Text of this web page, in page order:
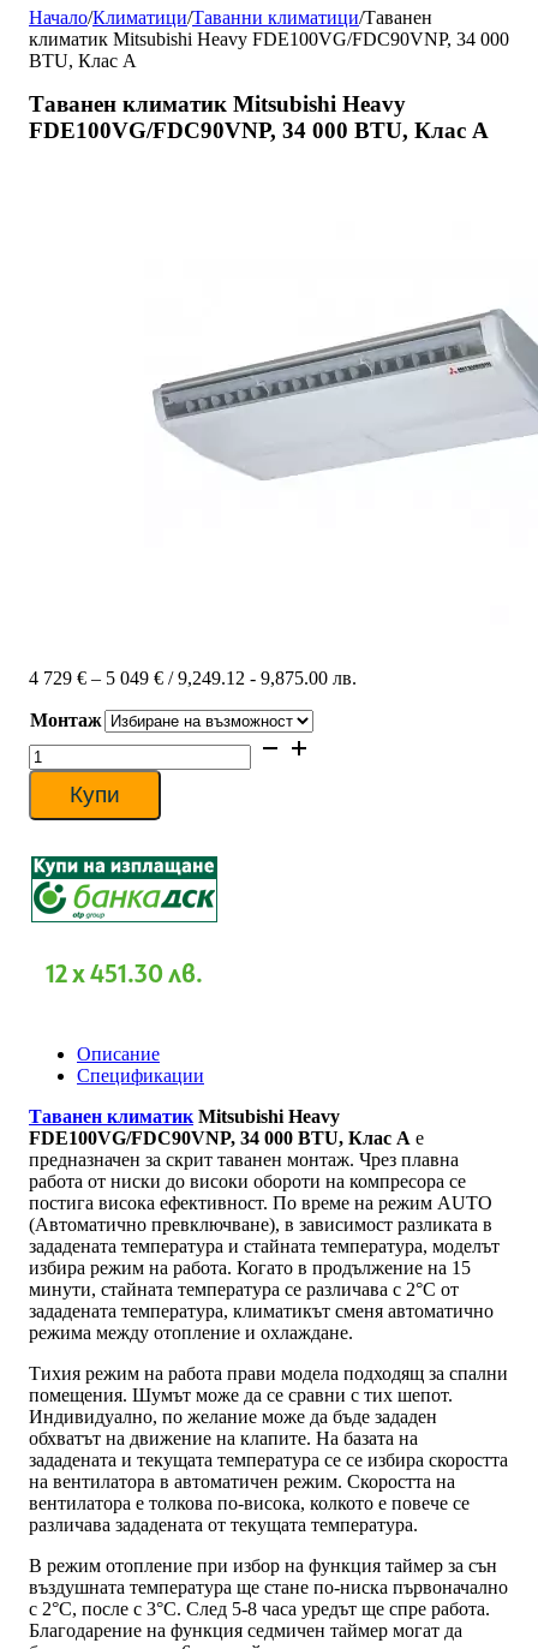
Начало/Климатици/Таванни климатици/Таванен
климатик Mitsubishi Heavy FDE100VG/FDC90VNP, 34 000
BTU, Клас А
Таванен климатик Mitsubishi Heavy
FDE100VG/FDC90VNP, 34 000 BTU, Клас А
4 729 € – 5 049 €Price
4
729 €
/ 9,249.12 - 9,875.00 лв.
Монтаж
количество
за
Таванен
климатик
FDE100VG/FDC90VNP,
34
000
Купи
12 x 451.30 лв.
Описание
Спецификации
Таванен климатик Mitsubishi Heavy
FDE100VG/FDC90VNP, 34 000 BTU, Клас А е
предназначен за скрит таванен монтаж. Чрез плавна
работа от ниски до високи обороти на компресора се
постига висока ефективност. По време на режим AUTO
(Автоматично превключване), в зависимост разликата в
зададената температура и стайната температура, моделът
избира режим на работа. Когато в продължение на 15
минути, стайната температура се различава с 2°C от
зададената температура, климатикът сменя автоматично
режима между отопление и охлаждане.
Тихия режим на работа прави модела подходящ за спални
помещения. Шумът може да се сравни с тих шепот.
Индивидуално, по желание може да бъде зададен
обхватът на движение на клапите. На базата на
зададената и текущата температура се се избира скоростта
на вентилатора в автоматичен режим. Скоростта на
вентилатора е толкова по-висока, колкото е повече се
различава зададената от текущата температура.
В режим отопление при избор на функция таймер за сън
въздушната температура ще стане по-ниска първоначално
с 2°C, после с 3°C. След 5-8 часа уредът ще спре работа.
Благодарение на функция седмичен таймер могат да